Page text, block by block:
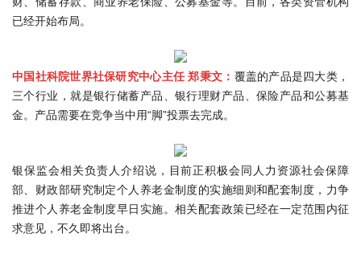
已经开始布局。
中国社科院世界社保研究中心主任 郑秉文： 覆盖的产品是四大类，
三个行业，就是银行储蓄产品、银行理财产品、保险产品和公募基
金。产品需要在竞争当中用“脚”投票去完成。
银保监会相关负责人介绍说，目前正积极会同人力资源社会保障
部、财政部研究制定个人养老金制度的实施细则和配套制度，力争
推进个人养老金制度早日实施。相关配套政策已经在一定范围内征
求意见，不久即将出台。